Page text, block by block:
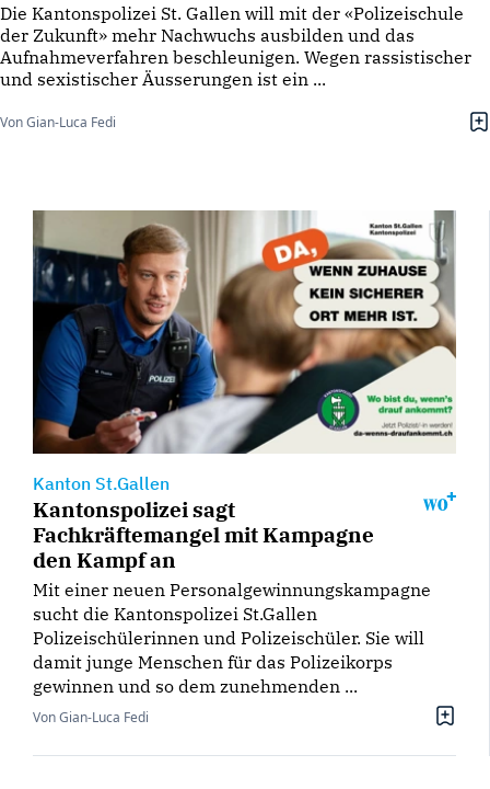
Die Kantonspolizei St. Gallen will mit der «Polizeischule
der Zukunft» mehr Nachwuchs ausbilden und das
Aufnahmeverfahren beschleunigen. Wegen rassistischer
und sexistischer Äusserungen ist ein ...
Von Gian-Luca Fedi
Kanton St.Gallen
Kantonspolizei sagt
Fachkräftemangel mit Kampagne
den Kampf an
Mit einer neuen Personalgewinnungskampagne
sucht die Kantonspolizei St.Gallen
Polizeischülerinnen und Polizeischüler. Sie will
damit junge Menschen für das Polizeikorps
gewinnen und so dem zunehmenden ...
Von Gian-Luca Fedi